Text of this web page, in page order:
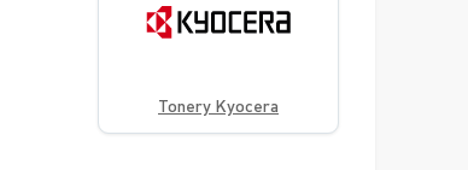
Tonery Kyocera